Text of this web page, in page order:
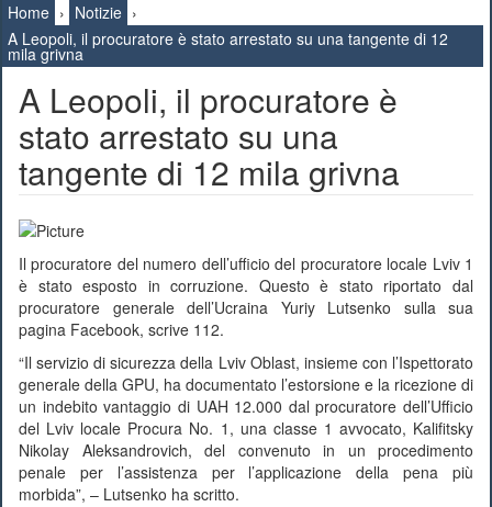
Home › Notizie ›
A Leopoli, il procuratore è stato arrestato su una tangente di 12
mila grivna
A Leopoli, il procuratore è
stato arrestato su una
tangente di 12 mila grivna
Il procuratore del numero dell’ufficio del procuratore locale Lviv 1
è stato esposto in corruzione. Questo è stato riportato dal
procuratore generale dell’Ucraina Yuriy Lutsenko sulla sua
pagina Facebook, scrive 112.
“Il servizio di sicurezza della Lviv Oblast, insieme con l’Ispettorato
generale della GPU, ha documentato l’estorsione e la ricezione di
un indebito vantaggio di UAH 12.000 dal procuratore dell’Ufficio
del Lviv locale Procura No. 1, una classe 1 avvocato, Kalifitsky
Nikolay Aleksandrovich, del convenuto in un procedimento
penale per l’assistenza per l’applicazione della pena più
morbida”, – Lutsenko ha scritto.